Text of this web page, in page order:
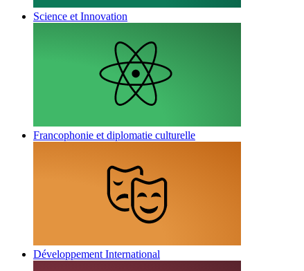
Science et Innovation
Francophonie et diplomatie culturelle
Développement International